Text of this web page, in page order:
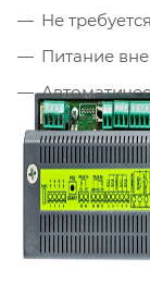
Не
Питание
(PS1)